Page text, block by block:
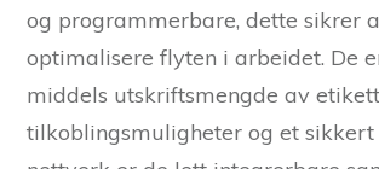
og programmerbare, dette sikrer
optimalisere flyten i arbeidet. De
middels utskriftsmengde av
tilkoblingsmuligheter og et